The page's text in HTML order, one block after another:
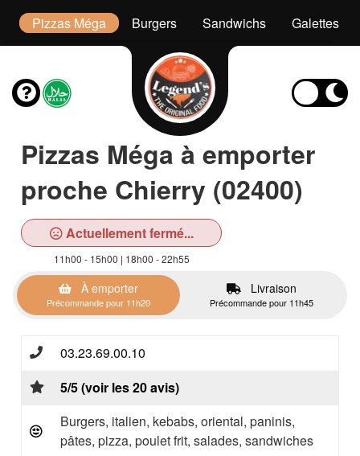
Pizzas Méga Burgers Sandwichs Galettes
Pizzas Méga à emporter
proche Chierry (02400)
Actuellement fermé...
11h00 - 15h00 | 18h00 - 22h55
À emporter
Précommande pour 11h20
Livraison
Précommande pour 11h45
03.23.69.00.10
5/5 (voir les 20 avis)
Burgers, italien, kebabs, oriental, paninis,
pâtes, pizza, poulet frit, salades, sandwiches